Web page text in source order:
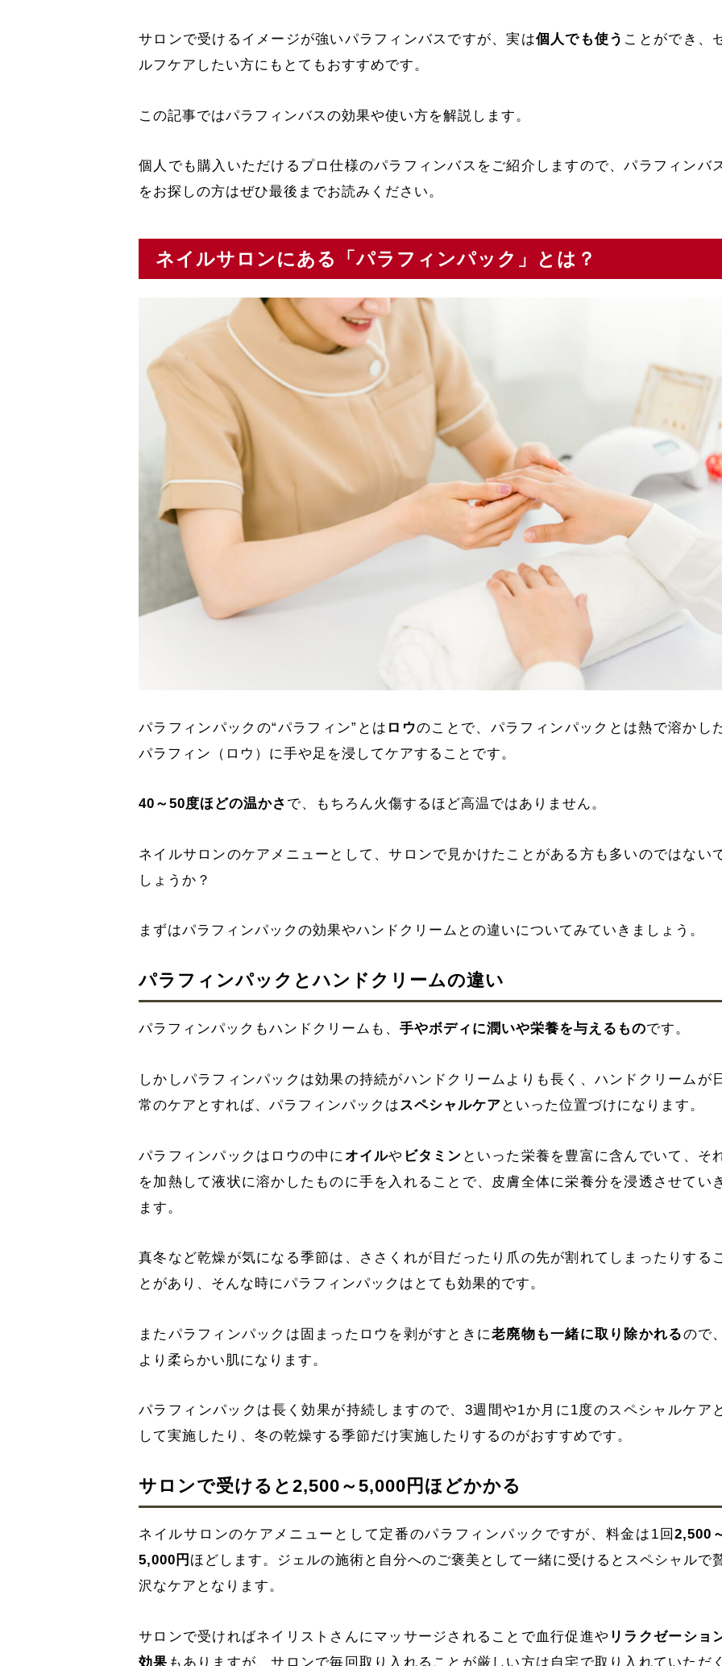
サロンで受けるイメージが強いパラフィンバスですが、実は個人でも使う ことができ、
ルフケアしたい方にもとてもおすすめです。
この記事ではパラフィンバスの効果や使い方を解説します。
個人でも購入いただけるプロ仕様のパラフィンバスをご紹介しますので、パラフィンバ
をお探しの方はぜひ最後までお読みください。
ネイルサロンにある「パラフィンパック」とは？
パラフィンパックの“パラフィン”とは ロウのことで、パラフィンパックとは熱で溶かし
パラフィン（ロウ）に手や足を浸してケアすることです。
40～50度ほどの温かさ で、もちろん火傷するほど高温ではありません。
ネイルサロンのケアメニューとして、サロンで見かけたことがある方も多いのではない
しょうか？
まずはパラフィンパックの効果やハンドクリームとの違いについてみていきましょう。
パラフィンパックとハンドクリームの違い
パラフィンパックもハンドクリームも、 手やボディに潤いや栄養を与えるものです。
しかしパラフィンパックは効果の持続がハンドクリームよりも長く、ハンドクリームが
常のケアとすれば、パラフィンパックはスペシャルケア といった位置づけになります。
パラフィンパックはロウの中に オイルや ビタミン といった栄養を豊富に含んでいて、そ
を加熱して液状に溶かしたものに手を入れることで、皮膚全体に栄養分を浸透させてい
ます。
真冬など乾燥が気になる季節は、ささくれが目だったり爪の先が割れてしまったりする
とがあり、そんな時にパラフィンパックはとても効果的です。
またパラフィンパックは固まったロウを剥がすときに老廃物も一緒に取り除かれるので
より柔らかい肌になります。
パラフィンパックは長く効果が持続しますので、3週間や1か月に1度のスペシャルケア
して実施したり、冬の乾燥する季節だけ実施したりするのがおすすめです。
サロンで受けると2,500～5,000円ほどかかる
ネイルサロンのケアメニューとして定番のパラフィンパックですが、料金は1回2,500
5,000円 ほどします。ジェルの施術と自分へのご褒美として一緒に受けるとスペシャルで
沢なケアとなります。
サロンで受ければネイリストさんにマッサージされることで血行促進や リラクゼーショ
効果 もありますが、サロンで毎回取り入れることが厳しい方は自宅で取り入れていただ